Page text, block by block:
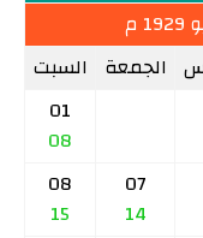
م
الجمعة السبت
01
08
07
14
08
15